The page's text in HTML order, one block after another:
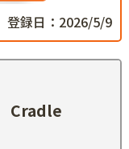
登録日：2026/5/9
Cradle